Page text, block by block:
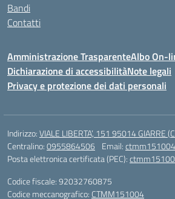
Bandi
Contatti
Amministrazione TrasparenteAlbo On-
Dichiarazione di accessibilitàNote legali
Privacy e protezione dei dati personali
Indirizzo:VIALE LIBERTA’, 151 95014 GIARRE
Centralino:0955864506 Email:
Posta elettronica certificata (PEC):
Codice fiscale: 92032760875
Codice meccanografico: CTMM151004